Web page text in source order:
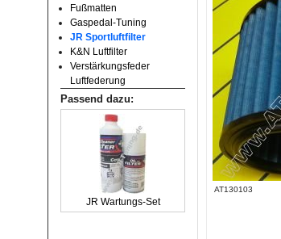
Fußmatten
Gaspedal-Tuning
JR Sportluftfilter
K&N Luftfilter
Verstärkungsfeder
Luftfederung
Passend dazu:
JR Wartungs-Set
AT130103